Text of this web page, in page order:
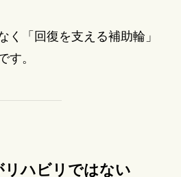
く「回復を支える補助輪」
す。
リハビリではない